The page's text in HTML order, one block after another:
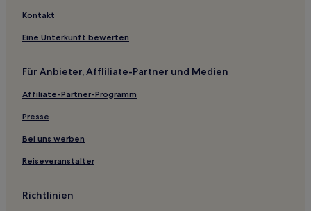
Santa Catarina: Hotels
Linda Vista: Hotels
Ipê: Hotels
Alto Barroca: Hotels
Vila Real 2a Seção: Hotels
Central Park: Hotels
Neue Aussicht: Hotels
Hotels nahe Kirche Nossa Senhora do Pilar
Kontakt
Eine Unterkunft bewerten
Für Anbieter, Affliliate-Partner und Medien
Affiliate-Partner-Programm
Presse
Bei uns werben
Reiseveranstalter
Richtlinien